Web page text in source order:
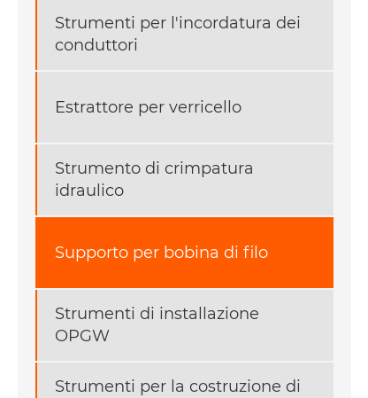
Strumenti per l'incordatura dei
conduttori
Estrattore per verricello
Strumento di crimpatura
idraulico
Supporto per bobina di filo
Strumenti di installazione
OPGW
Strumenti per la costruzione di